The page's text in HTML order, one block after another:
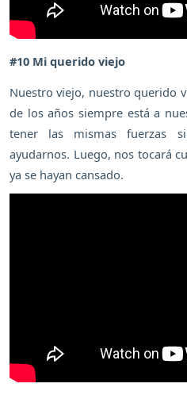
#10 Mi querido viejo
Nuestro viejo, nuestro querido
de los años siempre está a
tener las mismas fuerzas
ayudarnos. Luego, nos tocará
ya se hayan cansado.